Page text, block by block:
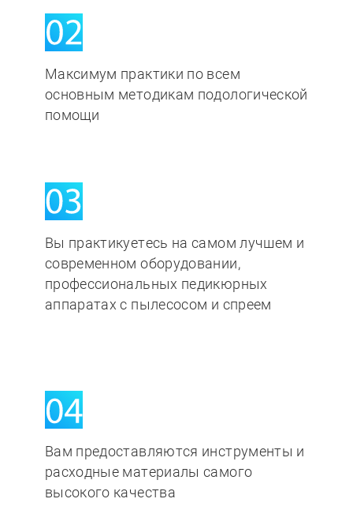
Максимум практики по всем
основным методикам подологической
помощи
Вы практикуетесь на самом лучшем и
современном оборудовании,
профессиональных педикюрных
аппаратах с пылесосом и спреем
Вам предоставляются инструменты и
расходные материалы самого
высокого качества